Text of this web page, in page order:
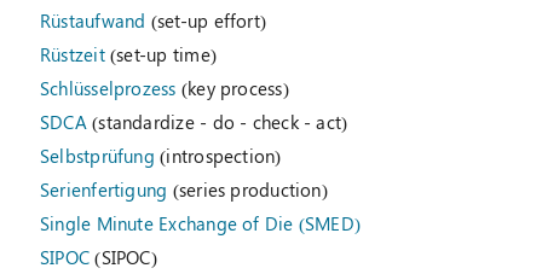
Rüstaufwand (set-up effort)
Rüstzeit(set-up time)
Schlüsselprozess (key process)
SDCA(standardize - do - check - act)
Selbstprüfung (introspection)
Serienfertigung (series production)
Single Minute Exchange of Die (SMED)
SIPOC (SIPOC)